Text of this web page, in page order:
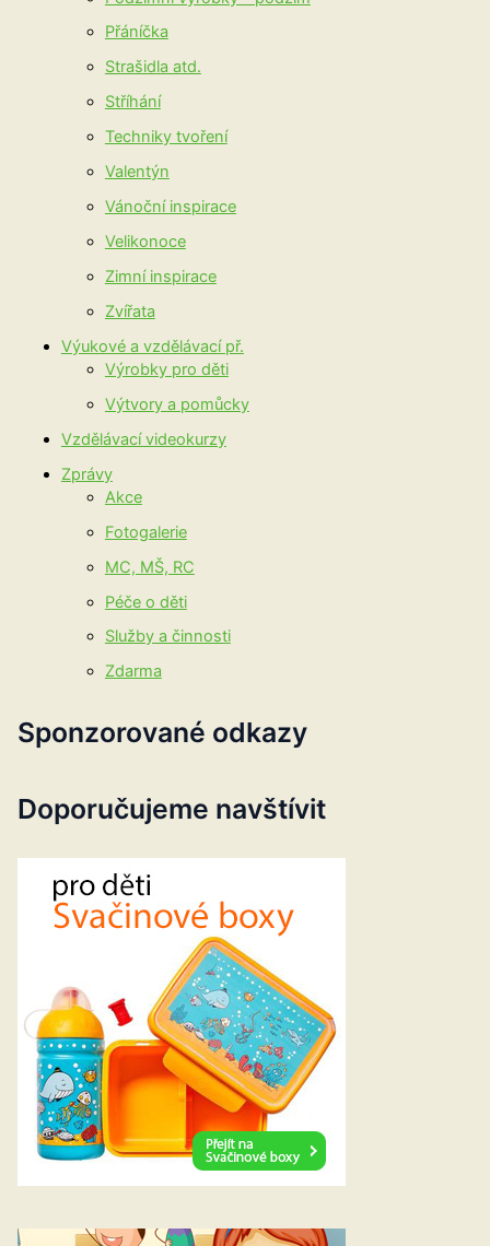
Přáníčka
Strašidla atd.
Stříhání
Techniky tvoření
Valentýn
Vánoční inspirace
Velikonoce
Zimní inspirace
Zvířata
Výukové a vzdělávací př.
Výrobky pro děti
Výtvory a pomůcky
Vzdělávací videokurzy
Zprávy
Akce
Fotogalerie
MC, MŠ, RC
Péče o děti
Služby a činnosti
Zdarma
Sponzorované odkazy
Doporučujeme navštívit